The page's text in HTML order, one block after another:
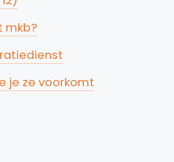
mkb?
je ze voorkomt